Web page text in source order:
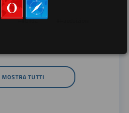
##Gilda
MOSTRA TUTTI